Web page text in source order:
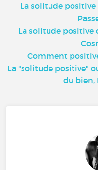
La solitude positive
La solitude positive
Comment
La "solitude positive"
du bien,